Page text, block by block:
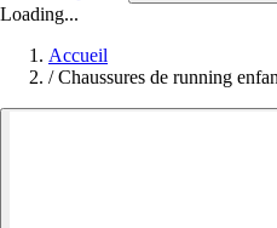
Loading...
Accueil
/ Chaussures de running